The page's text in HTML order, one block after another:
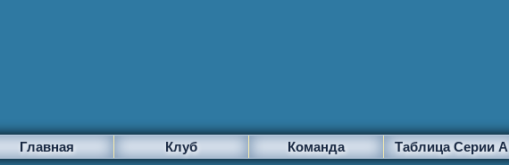
Главная Клуб Команда Таблица Серии А